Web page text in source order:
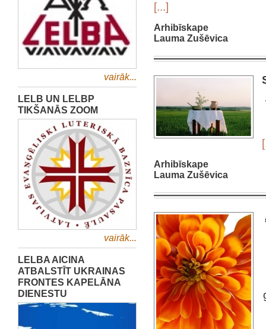
vairāk...
LELB UN LELBP
TIKŠANĀS ZOOM
vairāk...
LELBA AICINA
ATBALSTĪT UKRAINAS
FRONTES KAPELĀNA
DIENESTU
[...]
Arhibīskape
Lauma Zušēvica
Arhibīskape
Lauma Zušēvica